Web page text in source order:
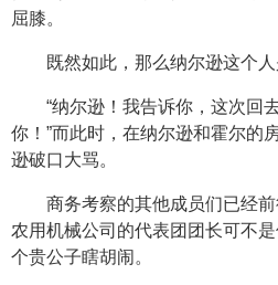
屈膝。
既然如此，那么纳尔逊这个
“纳尔逊！我告诉你，这次回
你！”而此时，在纳尔逊和霍尔的
逊破口大骂。
商务考察的其他成员们已经
农用机械公司的代表团团长可不
个贵公子瞎胡闹。